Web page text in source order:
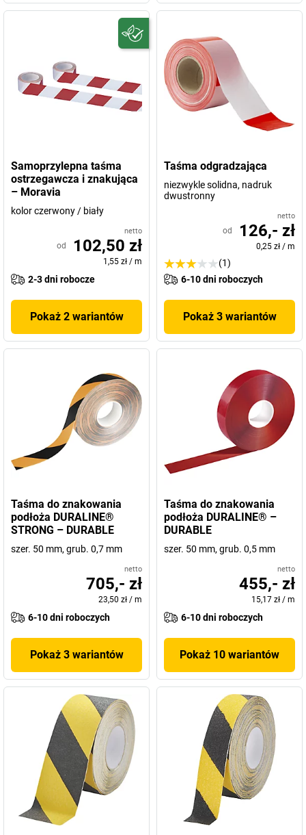
Samoprzylepna taśma
ostrzegawcza i znakująca
– Moravia
kolor czerwony / biały
netto
od 102,50 zł
1,55 zł / m
2-3 dni robocze
Pokaż 2 wariantów
Taśma odgradzająca
niezwykle solidna, nadruk
dwustronny
netto
od 126,- zł
0,25 zł / m
(1)
6-10 dni roboczych
Pokaż 3 wariantów
Taśma do znakowania
podłoża DURALINE®
STRONG – DURABLE
szer. 50 mm, grub. 0,7 mm
netto
705,- zł
23,50 zł / m
6-10 dni roboczych
Pokaż 3 wariantów
Taśma do znakowania
podłoża DURALINE® –
DURABLE
szer. 50 mm, grub. 0,5 mm
netto
455,- zł
15,17 zł / m
6-10 dni roboczych
Pokaż 10 wariantów